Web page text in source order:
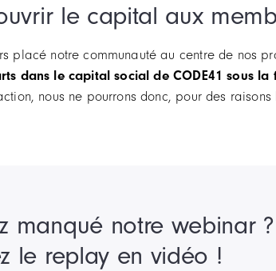
le capital aux
placé notre communauté au centre de nos
dans le capital social de CODE41 sous
nous ne pourrons donc, pour des
manqué notre webinar ?
le replay en vidéo !